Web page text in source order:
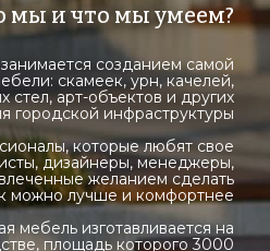
мы и что мы умеем?
созданием самой
скамеек, урн, качелей,
стел, арт-объектов и других
городской инфраструктуры
которые любят свое
дизайнеры, менеджеры,
желанием сделать
можно лучше и комфортнее
мебель изготавливается на
площадь которого 3000